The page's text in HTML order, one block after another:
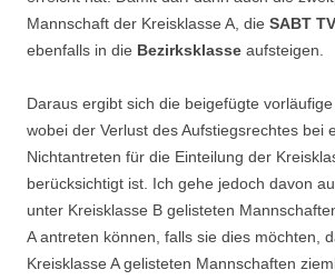
Mannschaft der Kreisklasse A, die SABT
ebenfalls in die Bezirksklasse aufsteigen.
Daraus ergibt sich die beigefügte vorläufige
wobei der Verlust des Aufstiegsrechtes bei
Nichtantreten für die Einteilung der
berücksichtigt ist. Ich gehe jedoch davon
unter Kreisklasse B gelisteten
A antreten können, falls sie dies möchten,
Kreisklasse A gelisteten Mannschaften